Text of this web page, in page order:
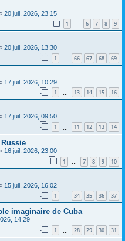
20 juil. 2026, 23:15
1 6 7 8 9
20 juil. 2026, 13:30
1 … 66 67 68 69
17 juil. 2026, 10:29
1 13 14 15 16
17 juil. 2026, 09:50
1 11 12 13 14
16 juil. 2026, 23:00
1 … 7 8 9 10
15 juil. 2026, 16:02
1 34 35 36 37
imaginaire de Cuba
14:29
1 28 29 30 31